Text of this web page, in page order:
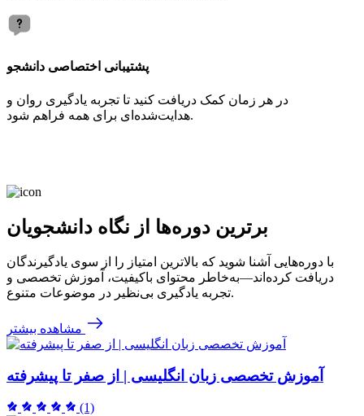
پشتیبانی اختصاصی دانشجو
در هر زمان کمک دریافت کنید تا تجربه یادگیری روان و
هدایت‌شده‌ای برای همه فراهم شود.
برترین دوره‌ها از نگاه دانشجویان
با دوره‌هایی آشنا شوید که بالاترین امتیاز را از سوی یادگیرندگان
دریافت کرده‌اند—به‌خاطر محتوای باکیفیت، آموزش تخصصی و
تجربه یادگیری بی‌نظیر در موضوعات متنوع.
مشاهده بیشتر
آموزش تخصصی زبان انگلیسی | از صفر تا پیشرفته
(1)